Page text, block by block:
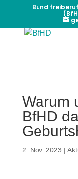
Bund
Warum
BfHD
2. Nov. 2023 |